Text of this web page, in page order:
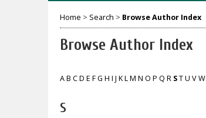
Home > Search > Browse Author Index
Browse Author Index
AB CD E FG H I J KLM N O P Q R STU VW
S